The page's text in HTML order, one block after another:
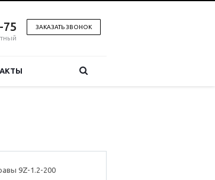
ЗАКАЗАТЬ ЗВОНОК
75
9Z-1.2-200